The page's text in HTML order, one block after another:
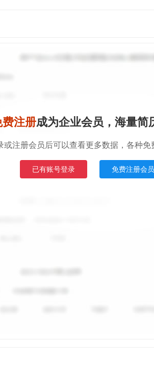
费注册成为企业会员，海量简
或注册会员后可以查看更多数据，各种免
已有账号登录 免费注册会员